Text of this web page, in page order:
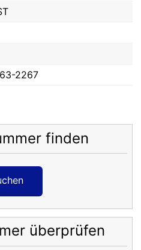
2267
finden
überprüfen